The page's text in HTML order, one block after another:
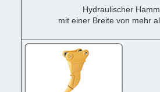
Hydraulischer
mit einer Breite von mehr